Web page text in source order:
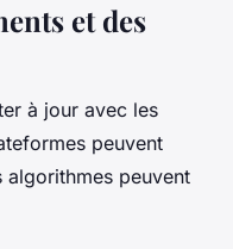
et des
à jour avec les
peuvent
peuvent